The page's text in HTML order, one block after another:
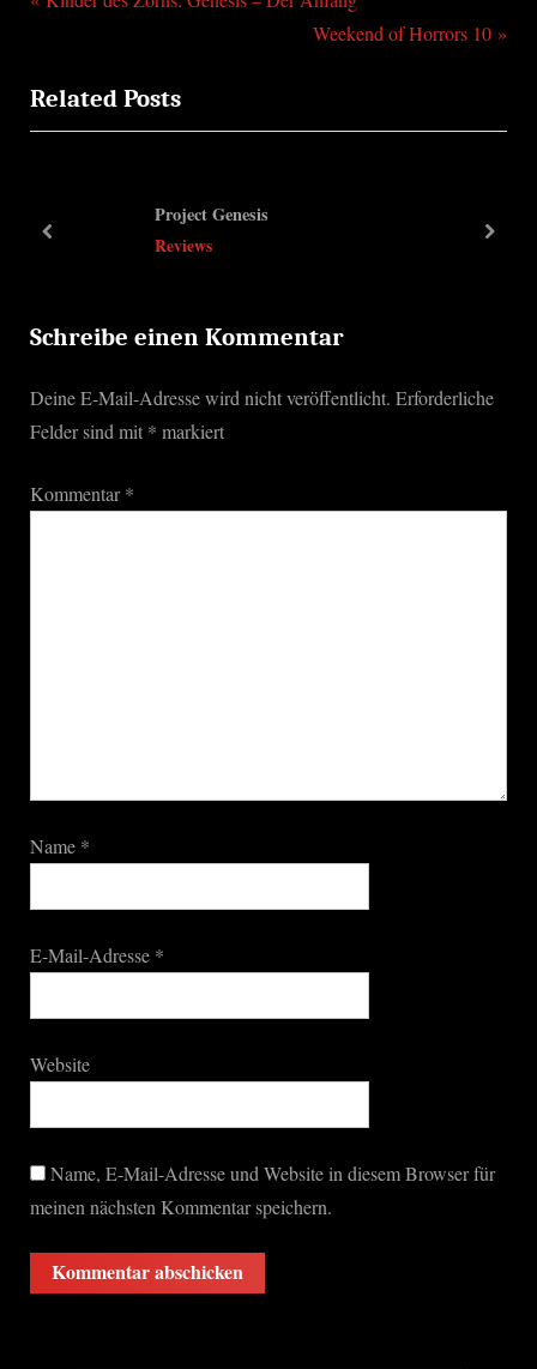
v
i
s
s
:
N
t
Weekend of Horrors 10
Related Posts
Project Genesis
Reviews
prev next
Schreibe einen Kommentar
Deine E-Mail-Adresse wird nicht veröffentlicht. Erforderliche
Felder sind mit * markiert
Kommentar*
Name *
E-Mail-Adresse *
Website
Name, E-Mail-Adresse und Website in diesem Browser für
meinen nächsten Kommentar speichern.